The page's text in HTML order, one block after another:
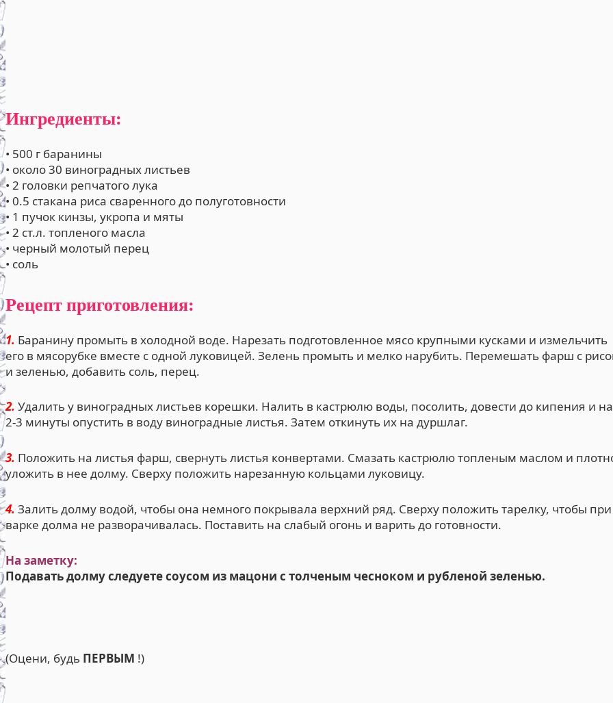
Ингредиенты:
• 500 г баранины
• около 30 виноградных листьев
• 2 головки репчатого лука
• 0.5 стакана риса сваренного до полуготовности
• 1 пучок кинзы, укропа и мяты
• 2 ст.л. топленого масла
• черный молотый перец
• соль
Рецепт приготовления:
1. Баранину промыть в холодной воде. Нарезать подготовленное мясо крупными кусками и измельчить
его в мясорубке вместе с одной луковицей. Зелень промыть и мелко нарубить. Перемешать фарш с
и зеленью, добавить соль, перец.
2. Удалить у виноградных листьев корешки. Налить в кастрюлю воды, посолить, довести до кипения и на
2-3 минуты опустить в воду виноградные листья. Затем откинуть их на дуршлаг.
3. Положить на листья фарш, свернуть листья конвертами. Смазать кастрюлю топленым маслом и
уложить в нее долму. Сверху положить нарезанную кольцами луковицу.
4. Залить долму водой, чтобы она немного покрывала верхний ряд. Сверху положить тарелку, чтобы при
варке долма не разворачивалась. Поставить на слабый огонь и варить до готовности.
На заметку:
Подавать долму следуете соусом из мацони с толченым чесноком и рубленой зеленью.
(Оцени, будь ПЕРВЫМ !)